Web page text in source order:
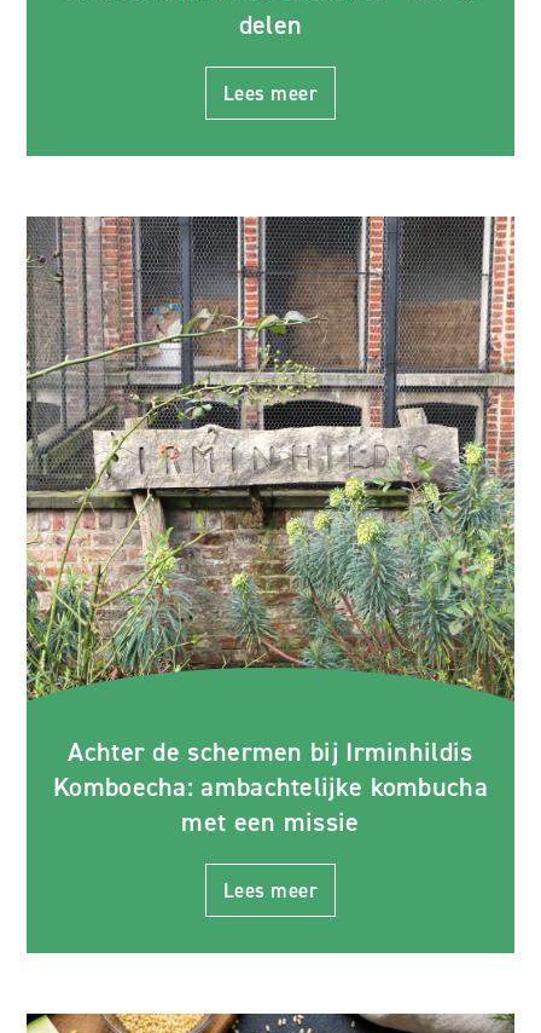
delen
Lees meer
Achter de schermen bij Irminhildis
Komboecha: ambachtelijke kombucha
met een missie
Lees meer